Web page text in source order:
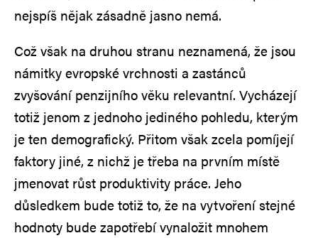
nejspíš nějak zásadně jasno nemá.
Což však na druhou stranu neznamená, že jsou
námitky evropské vrchnosti a zastánců
zvyšování penzijního věku relevantní. Vycházejí
totiž jenom z jednoho jediného pohledu, kterým
je ten demografický. Přitom však zcela pomíjejí
faktory jiné, z nichž je třeba na prvním místě
jmenovat růst produktivity práce. Jeho
důsledkem bude totiž to, že na vytvoření stejné
hodnoty bude zapotřebí vynaložit mnohem